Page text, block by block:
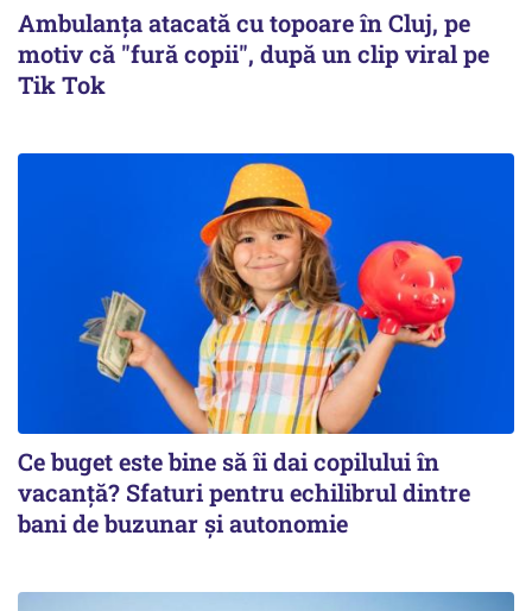
Ambulanța atacată cu topoare în Cluj, pe
motiv că "fură copii", după un clip viral pe
Tik Tok
Ce buget este bine să îi dai copilului în
vacanță? Sfaturi pentru echilibrul dintre
bani de buzunar și autonomie